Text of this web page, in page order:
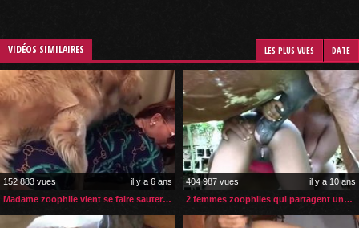
VIDÉOS SIMILAIRES LES PLUS VUES DATE
152 883 vues
il y a 6 ans
Madame zoophile vient se faire sauter à domicile
404 987 vues
il y a 10 ans
2 femmes zoophiles qui partagent une bite de cheval